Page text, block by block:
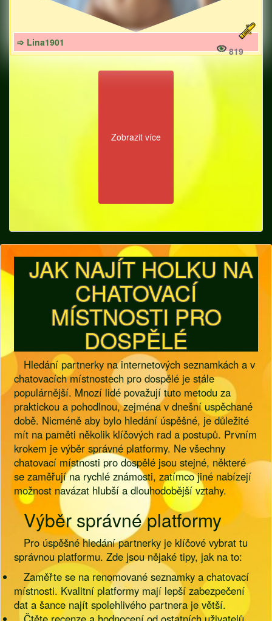
➩ Lina1901
819
Zobrazit více
JAK NAJÍT HOLKU NA
CHATOVACÍ
MÍSTNOSTI PRO
DOSPĚLÉ
Hledání partnerky na internetových seznamkách a v
chatovacích místnostech pro dospělé je stále
populárnější. Mnozí lidé považují tuto metodu za
praktickou a pohodlnou, zejména v dnešní uspěchané
době. Nicméně aby bylo hledání úspěšné, je důležité
mít na paměti několik klíčových rad a postupů. Prvním
krokem je výběr správné platformy. Ne všechny
chatovací místnosti pro dospělé jsou stejné, některé
se zaměřují na rychlé známosti, zatímco jiné nabízejí
možnost navázat hlubší a dlouhodobější vztahy.
Výběr správné platformy
Pro úspěšné hledání partnerky je klíčové vybrat tu
správnou platformu. Zde jsou nějaké tipy, jak na to:
Zaměřte se na renomované seznamky a chatovací
místnosti. Kvalitní platformy mají lepší zabezpečení
dat a šance najít spolehlivého partnera je větší.